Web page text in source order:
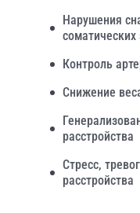
Нарушения
Контроль
Снижение
расстройства
Стресс,
расстройства